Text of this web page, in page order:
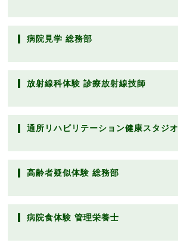
病院見学 総務部
放射線科体験 診療放射線技師
通所リハビリテーション健康スタジオ
高齢者疑似体験 総務部
病院食体験 管理栄養士